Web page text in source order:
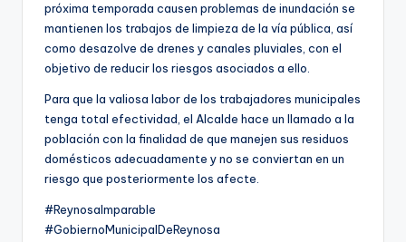
próxima temporada causen problemas de inundación se
mantienen los trabajos de limpieza de la vía pública, así
como desazolve de drenes y canales pluviales, con el
objetivo de reducir los riesgos asociados a ello.
Para que la valiosa labor de los trabajadores municipales
tenga total efectividad, el Alcalde hace un llamado a la
población con la finalidad de que manejen sus residuos
domésticos adecuadamente y no se conviertan en un
riesgo que posteriormente los afecte.
#ReynosaImparable
#GobiernoMunicipalDeReynosa